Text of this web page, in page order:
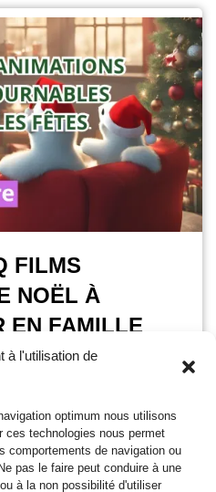
à l'utilisation de
optimum nous utilisons
technologies nous permet
comportements de navigation ou
pas le faire peut conduire à une
à la non possibilité d'utiliser
FILMS
NOËL À
EN FAMILLE
2024
on part cette fois-ci à la
en attendant la venue
suite »